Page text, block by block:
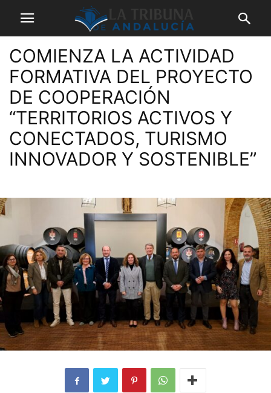
COMIENZA LA ACTIVIDAD
FORMATIVA DEL PROYECTO
DE COOPERACIÓN
“TERRITORIOS ACTIVOS Y
CONECTADOS, TURISMO
INNOVADOR Y SOSTENIBLE”